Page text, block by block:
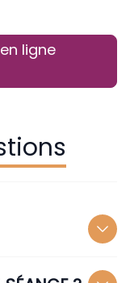
ligne